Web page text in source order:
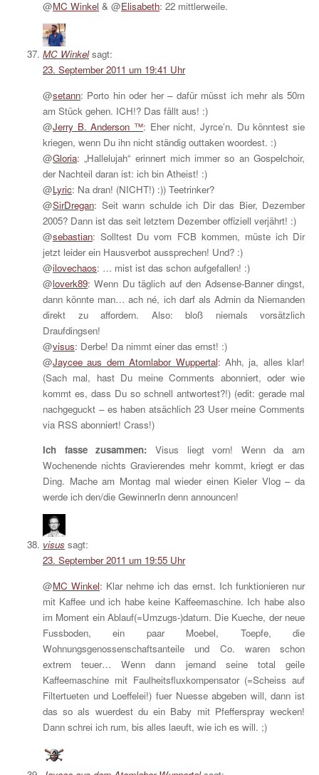
@MC Winkel & @Elisabeth: 22 mittlerweile.
MC Winkel sagt:
23. September 2011 um 19:41 Uhr
@setann: Porto hin oder her – dafür müsst ich mehr als 50m
am Stück gehen. ICH!? Das fällt aus! :)
@Jerry B. Anderson ™: Eher nicht, Jyrce’n. Du könntest sie
kriegen, wenn Du ihn nicht ständig outtaken woordest. :)
@Gloria: „Hallelujah“ erinnert mich immer so an Gospelchoir,
der Nachteil daran ist: ich bin Atheist! :)
@Lyric: Na dran! (NICHT!) :)) Teetrinker?
@SirDregan: Seit wann schulde ich Dir das Bier, Dezember
2005? Dann ist das seit letztem Dezember offiziell verjährt! :)
@sebastian: Solltest Du vom FCB kommen, müste ich Dir
jetzt leider ein Hausverbot aussprechen! Und? :)
@ilovechaos: … mist ist das schon aufgefallen! :)
@loverk89: Wenn Du täglich auf den Adsense-Banner dingst,
dann könnte man… ach né, ich darf als Admin da Niemanden
direkt zu affordern. Also: bloß niemals vorsätzlich
Draufdingsen!
@visus: Derbe! Da nimmt einer das ernst! :)
@Jaycee aus dem Atomlabor Wuppertal: Ahh, ja, alles klar!
(Sach mal, hast Du meine Comments abonniert, oder wie
kommt es, dass Du so schnell antwortest?!) (edit: gerade mal
nachgeguckt – es haben atsächlich 23 User meine Comments
via RSS abonniert! Crass!)
Ich fasse zusammen: Visus liegt vorn! Wenn da am
Wochenende nichts Gravierendes mehr kommt, kriegt er das
Ding. Mache am Montag mal wieder einen Kieler Vlog – da
werde ich den/die GewinnerIn denn announcen!
visus sagt:
23. September 2011 um 19:55 Uhr
@MC Winkel: Klar nehme ich das ernst. Ich funktionieren nur
mit Kaffee und ich habe keine Kaffeemaschine. Ich habe also
im Moment ein Ablauf(=Umzugs-)datum. Die Kueche, der neue
Fussboden, ein paar Moebel, Toepfe, die
Wohnungsgenossenschaftsanteile und Co. waren schon
extrem teuer… Wenn dann jemand seine total geile
Kaffeemaschine mit Faulheitsfluxkompensator (=Scheiss auf
Filtertueten und Loeffelei!) fuer Nuesse abgeben will, dann ist
das so als wuerdest du ein Baby mit Pfefferspray wecken!
Dann schrei ich rum, bis alles laeuft, wie ich es will. ;)